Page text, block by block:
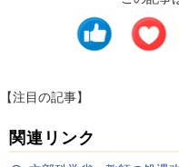
【注目の記事】
関連リンク